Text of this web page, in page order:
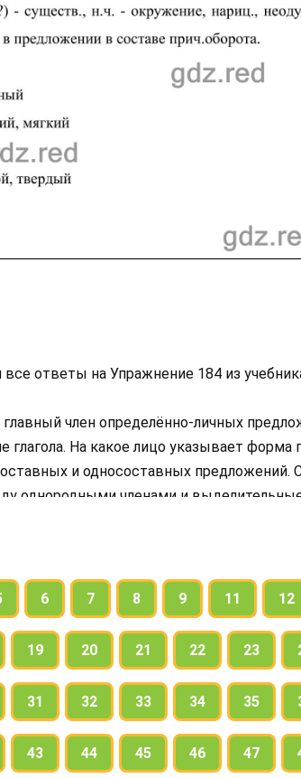
ответы на Упражнение 184 из
член определённо-личных
На какое лицо указывает форма
и односоставных предложений.
однородными членами и
6 7 8 9 11 12
19 20 21 22 23
31 32 33 34 35
43 44 45 46 47